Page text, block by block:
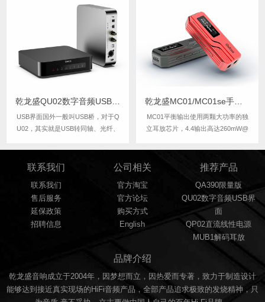
到更重要的位置。整体声音温润、细
腻、安定、耐听，有着不错的声音密
度与结像实体感，纵向空间感与层次
细节...
乾龙盛QU02数字音频USB界面转同轴车载AS338
USB界面国外一般叫USB桥，对于Q
U02，其实就是USB转同轴、光纤、
乾龙盛MC01/MC01se手机便携HiFi解码器耳放
MC01平衡输出使用两颗大功率的独
立耳放芯片，4.4输出高达260mW@
推的耳机。
联系我们
联系我们
售后服务
延保政策
招聘信息
公司相关
官方淘宝
官方论坛
购买方式
English
推荐产品
QA390限量版
QU02数字音频USB界
面
QP02直流线性电源
MUB1解码耳放
品牌介绍
乾龙盛音响成立于2004年，因梦想而立，因热爱而专著，致力于制造设计
能够达到接近真实现场的HiFi音频产品，全部产品追求极致的发烧精神，只